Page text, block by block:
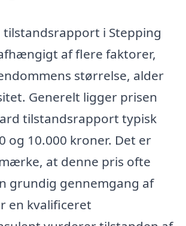
tilstandsrapport i Stepping
af flere faktorer,
størrelse, alder
Generelt ligger prisen
tilstandsrapport typisk
og 10.000 kroner. Det er
at denne pris ofte
grundig gennemgang af
en kvalificeret